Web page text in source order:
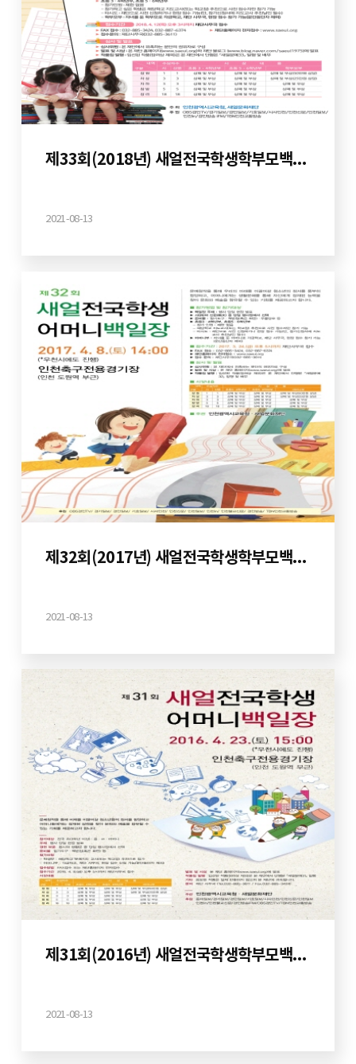
제33회(2018년) 새얼전국학생학부모백일장
2021-08-13
제32회(2017년) 새얼전국학생학부모백일장
2021-08-13
제31회(2016년) 새얼전국학생학부모백일장
2021-08-13